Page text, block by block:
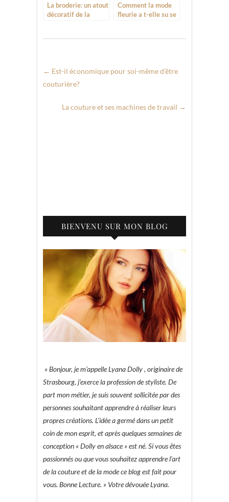
La broderie: un atout
décoratif de la
Comment la mode
fleurie a t-elle su se
← Est-il économique pour soi-même d’être
couturière?
La couture et ses machines de travail →
BIENVENU SUR MON BLOG
» Bonjour, je m’appelle Lyana Dolly , originaire de
Strasbourg, j’exerce la profession de styliste. De
part mon métier, je suis souvent sollicitée par des
personnes souhaitant apprendre à réaliser leurs
propres créations. L’idée a germé dans un petit
coin de mon esprit, et après quelques semaines de
conception « Dolly en alsace » est né. Si vous êtes
passionnés ou que vous souhaitez apprendre l’art
de la couture et de la mode ce blog est fait pour
vous. Bonne Lecture. » Votre dévouée Lyana.